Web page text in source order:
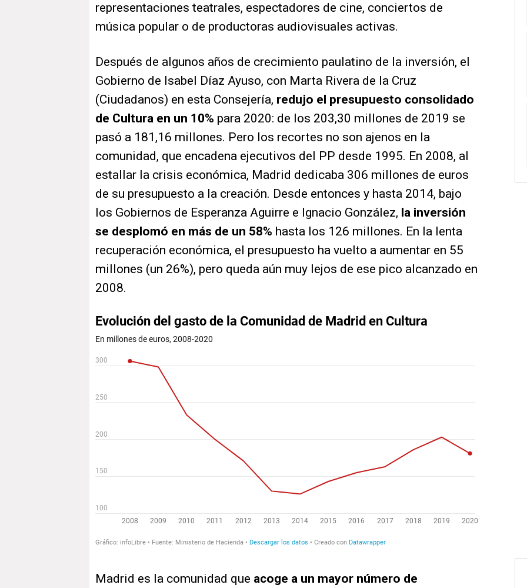
representaciones teatrales, espectadores de cine, conciertos de
música popular o de productoras audiovisuales activas.
Después de algunos años de crecimiento paulatino de la inversión, el
Gobierno de Isabel Díaz Ayuso, con Marta Rivera de la Cruz
(Ciudadanos) en esta Consejería, redujo el presupuesto consolidado
de Cultura en un 10% para 2020: de los 203,30 millones de 2019 se
pasó a 181,16 millones. Pero los recortes no son ajenos en la
comunidad, que encadena ejecutivos del PP desde 1995. En 2008, al
estallar la crisis económica, Madrid dedicaba 306 millones de euros
de su presupuesto a la creación. Desde entonces y hasta 2014, bajo
los Gobiernos de Esperanza Aguirre e Ignacio González, la inversión
se desplomó en más de un 58% hasta los 126 millones. En la lenta
recuperación económica, el presupuesto ha vuelto a aumentar en 55
millones (un 26%), pero queda aún muy lejos de ese pico alcanzado en
2008.
Madrid es la comunidad que acoge a un mayor número de